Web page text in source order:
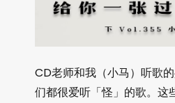
CD老师和我（小马）听歌
们都很爱听「怪」的歌。这